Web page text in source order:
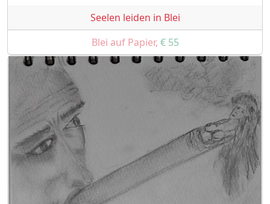
Seelen leiden in Blei
Blei auf Papier, € 55